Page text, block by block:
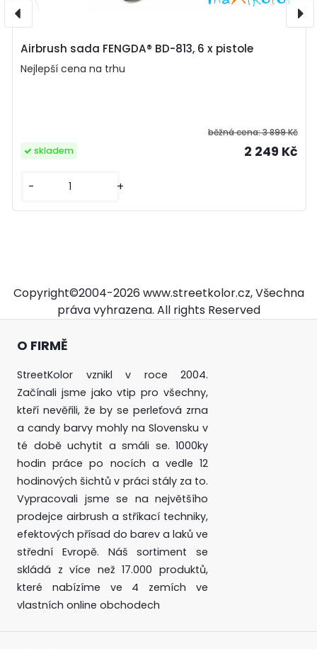
Airbrush sada FENGDA® BD-813, 6 x pistole
Nejlepší cena na trhu
běžná cena:3 899 Kč
2 249 Kč
- +
skladem
Copyright©2004-2026 www.streetkolor.cz, Všechna
práva vyhrazena. All rights Reserved
O FIRMĚ
StreetKolor vznikl v roce 2004.
Začínali jsme jako vtip pro všechny,
kteří nevěřili, že by se perleťová zrna
a candy barvy mohly na Slovensku v
té době uchytit a smáli se. 1000ky
hodin práce po nocích a vedle 12
hodinových šichtů v práci stály za to.
Vypracovali jsme se na největšího
prodejce airbrush a stříkací techniky,
efektových přísad do barev a laků ve
střední Evropě. Náš sortiment se
skládá z více než 17.000 produktů,
které nabízíme ve 4 zemích ve
vlastních online obchodech